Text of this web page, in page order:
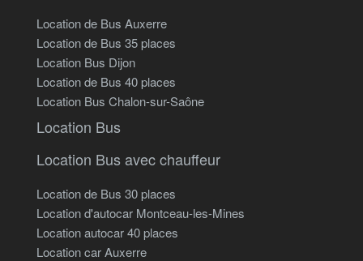
Location de Bus Auxerre
Location de Bus 35 places
Location Bus Dijon
Location de Bus 40 places
Location Bus Chalon-sur-Saône
Location Bus
Location Bus avec chauffeur
Location de Bus 30 places
Location d'autocar Montceau-les-Mines
Location autocar 40 places
Location car Auxerre